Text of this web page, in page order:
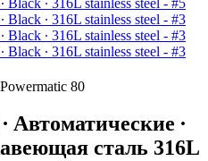
80
∙
сталь 316L